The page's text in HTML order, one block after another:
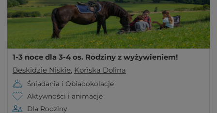
1-3 noce dla 3-4 os. Rodziny z wyżywieniem!
Beskidzie Niskie, Końska Dolina
Śniadania i Obiadokolacje
Aktywności i animacje
Dla Rodziny